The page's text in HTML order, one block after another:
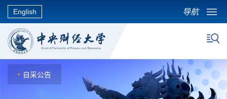
English 导航
自采公告